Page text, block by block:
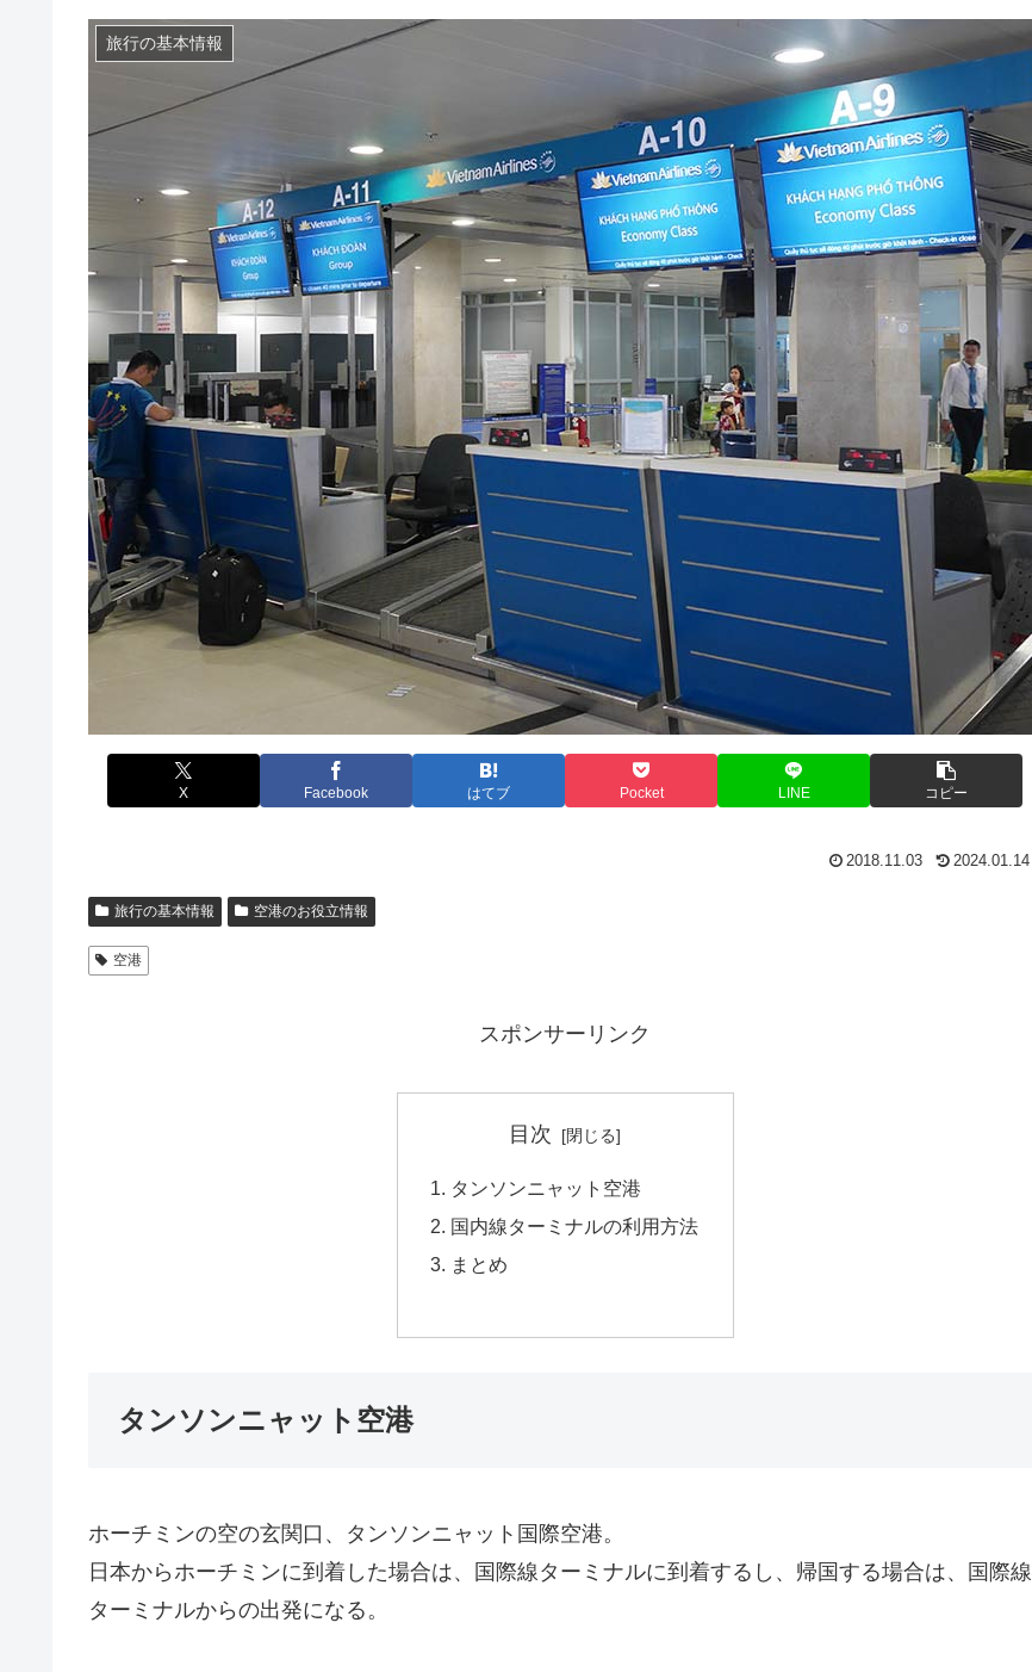
旅行の基本情報
X Facebook はてブ Pocket LINE コピー
2018.11.03 2024.01.14
旅行の基本情報 空港のお役立情報
空港
スポンサーリンク
目次
タンソンニャット空港
国内線ターミナルの利用方法
まとめ
タンソンニャット空港
ホーチミンの空の玄関口、タンソンニャット国際空港。
日本からホーチミンに到着した場合は、国際線ターミナルに到着するし、帰国する場合は、国際線
ターミナルからの出発になる。